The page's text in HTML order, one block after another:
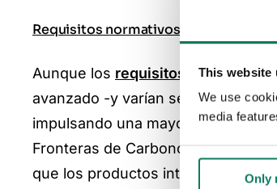
This website
We use
media
Only
Requisitos normativos
Aunque los requisitos normativos
avanzado -y varían según las
impulsando una mayor atención a
Fronteras de Carbono (CBAM).
que los productos intensivos en